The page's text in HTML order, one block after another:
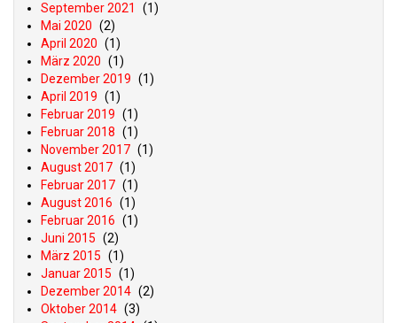
September 2021
(1)
Mai 2020 (2)
April 2020 (1)
März 2020 (1)
Dezember 2019 (1)
April 2019 (1)
Februar 2019 (1)
Februar 2018 (1)
November 2017 (1)
August 2017 (1)
Februar 2017 (1)
August 2016 (1)
Februar 2016 (1)
Juni 2015 (2)
März 2015 (1)
Januar 2015 (1)
Dezember 2014 (2)
Oktober 2014 (3)